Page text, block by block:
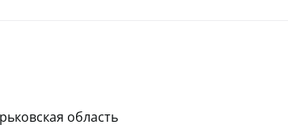
область